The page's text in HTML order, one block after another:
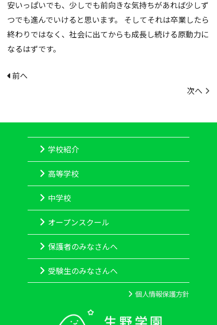
安いっぱいでも、少しでも前向きな気持ちがあれば少しず
つでも進んでいけると思います。 そしてそれは卒業したら
終わりではなく、社会に出てからも成長し続ける原動力に
なるはずです。
前へ
次へ
学校紹介
高等学校
中学校
オープンスクール
保護者のみなさんへ
受験生のみなさんへ
個人情報保護方針